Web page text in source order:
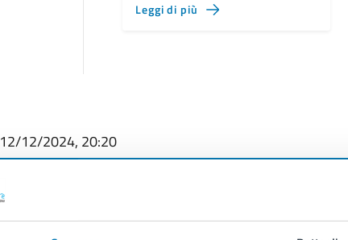
Leggi di più
12/12/2024, 20:20